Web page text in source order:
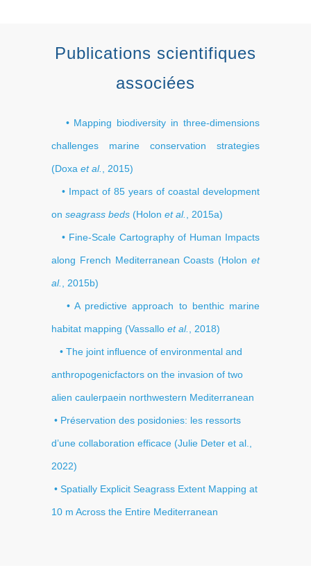
Publications scientifiques
associées
• Mapping biodiversity in three-dimensions
challenges marine conservation strategies
(Doxa et al. , 2015)
• Impact of 85 years of coastal development
on seagrass beds (Holon et al. , 2015a)
• Fine-Scale Cartography of Human Impacts
along French Mediterranean Coasts (Holon et
al. , 2015b)
• A predictive approach to benthic marine
habitat mapping (Vassallo et al. , 2018)
• The joint inﬂuence of environmental and
anthropogenicfactors on the invasion of two
alien caulerpaein northwestern Mediterranean
• Préservation des posidonies: les ressorts
d’une collaboration efficace (Julie Deter et al.,
2022)
• Spatially Explicit Seagrass Extent Mapping at
10 m Across the Entire Mediterranean